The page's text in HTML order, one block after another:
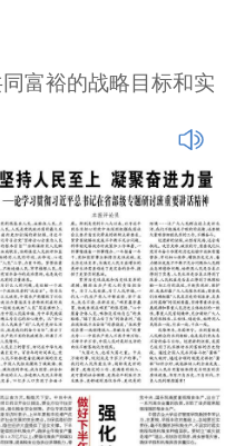
富裕的战略目标和实